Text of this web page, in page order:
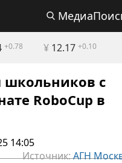
+0.78 ¥ 12.17 +0.10
школьников с
RoboCup в
14:05
Источник:АГН